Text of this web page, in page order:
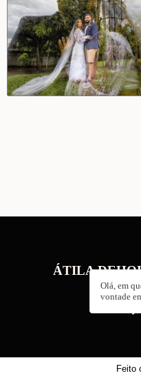
ÁTILA
Olá, em
vontade
Feito